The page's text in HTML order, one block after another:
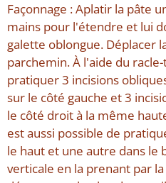
Façonnage : Aplatir la pâte
mains pour l'étendre et lui
galette oblongue. Déplacer
parchemin. À l'aide du
pratiquer 3 incisions
sur le côté gauche et 3
le côté droit à la même
est aussi possible de
le haut et une autre dans le
verticale en la prenant par